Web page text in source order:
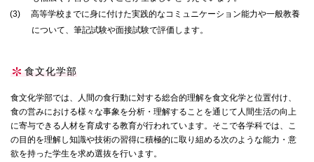
(3)
高等学校までに身に付けた実践的なコミュニケーション能力や一般教養
について、筆記試験や面接試験で評価します。
食文化学部
食文化学部では、人間の食行動に対する総合的理解を食文化学と位置付け、
食の営みにおける様々な事象を分析・理解することを通じて人間生活の向上
に寄与できる人材を育成する教育が行われています。そこで各学科では、こ
の目的を理解し知識や技術の習得に積極的に取り組める次のような能力・意
欲を持った学生を求め選抜を行います。